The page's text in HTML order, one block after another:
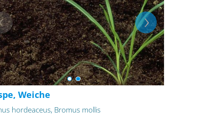
Weiche
hordeaceus, Bromus mollis